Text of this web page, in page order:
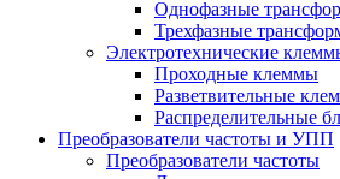
Однофазные
Трехфазные
Электротехнические
Проходные клеммы
Разветвительные
Распределительные
Преобразователи частоты и УПП
Преобразователи частоты